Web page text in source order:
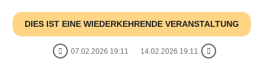
DIES IST EINE WIEDERKEHRENDE VERANSTALTUNG
07.02.2026 19:11 14.02.2026 19:11